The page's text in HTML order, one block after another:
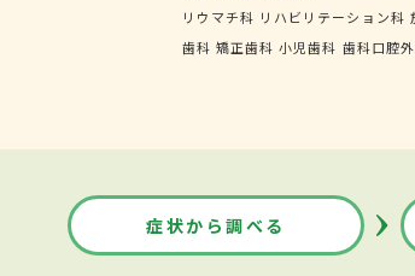
リウマチ科 リハビリテーション科
歯科 矯正歯科 小児歯科 歯科口腔
症状から調べる